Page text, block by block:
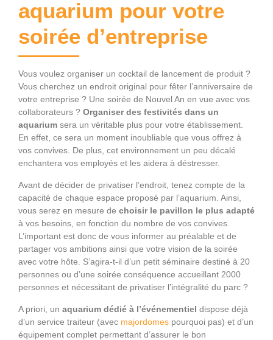
aquarium pour votre
soirée d’entreprise
Vous voulez organiser un cocktail de lancement de produit ?
Vous cherchez un endroit original pour fêter l’anniversaire de
votre entreprise ? Une soirée de Nouvel An en vue avec vos
collaborateurs ? Organiser des festivités dans un
aquarium sera un véritable plus pour votre établissement.
En effet, ce sera un moment inoubliable que vous offrez à
vos convives. De plus, cet environnement un peu décalé
enchantera vos employés et les aidera à déstresser.
Avant de décider de privatiser l’endroit, tenez compte de la
capacité de chaque espace proposé par l’aquarium. Ainsi,
vous serez en mesure de choisir le pavillon le plus adapté
à vos besoins, en fonction du nombre de vos convives.
L’important est donc de vous informer au préalable et de
partager vos ambitions ainsi que votre vision de la soirée
avec votre hôte. S’agira-t-il d’un petit séminaire destiné à 20
personnes ou d’une soirée conséquence accueillant 2000
personnes et nécessitant de privatiser l’intégralité du parc ?
A priori, un aquarium dédié à l’événementiel dispose déjà
d’un service traiteur (avec majordomes pourquoi pas) et d’un
équipement complet permettant d’assurer le bon